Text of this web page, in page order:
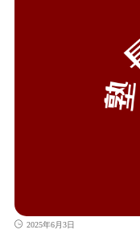
2025年6月3日